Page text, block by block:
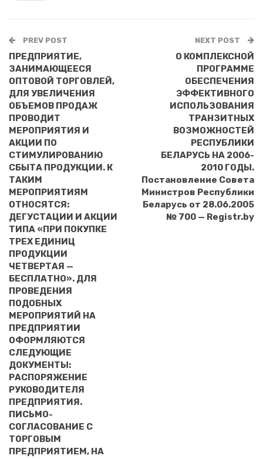
PREV POST
ПРЕДПРИЯТИЕ,
ЗАНИМАЮЩЕЕСЯ
ОПТОВОЙ ТОРГОВЛЕЙ,
ДЛЯ УВЕЛИЧЕНИЯ
ОБЪЕМОВ ПРОДАЖ
ПРОВОДИТ
МЕРОПРИЯТИЯ И
АКЦИИ ПО
СТИМУЛИРОВАНИЮ
СБЫТА ПРОДУКЦИИ. К
ТАКИМ
МЕРОПРИЯТИЯМ
ОТНОСЯТСЯ:
ДЕГУСТАЦИИ И АКЦИИ
ТИПА «ПРИ ПОКУПКЕ
ТРЕХ ЕДИНИЦ
ПРОДУКЦИИ
ЧЕТВЕРТАЯ —
БЕСПЛАТНО». ДЛЯ
ПРОВЕДЕНИЯ
ПОДОБНЫХ
МЕРОПРИЯТИЙ НА
ПРЕДПРИЯТИИ
ОФОРМЛЯЮТСЯ
СЛЕДУЮЩИЕ
ДОКУМЕНТЫ:
РАСПОРЯЖЕНИЕ
РУКОВОДИТЕЛЯ
ПРЕДПРИЯТИЯ.
ПИСЬМО-
СОГЛАСОВАНИЕ С
ТОРГОВЫМ
ПРЕДПРИЯТИЕМ, НА
NEXT POST
О КОМПЛЕКСНОЙ
ПРОГРАММЕ
ОБЕСПЕЧЕНИЯ
ЭФФЕКТИВНОГО
ИСПОЛЬЗОВАНИЯ
ТРАНЗИТНЫХ
ВОЗМОЖНОСТЕЙ
РЕСПУБЛИКИ
БЕЛАРУСЬ НА 2006-
2010 ГОДЫ.
Постановление Совета
Министров Республики
Беларусь от 28.06.2005
№ 700 — Registr.by